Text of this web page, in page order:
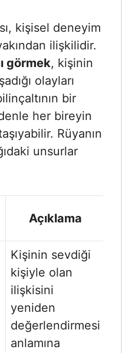
kişisel deneyim
ilişkilidir.
görmek, kişinin
olayları
bir
her bireyin
Rüyanın
unsurlar
Açıklama
Kişinin sevdiği
kişiyle olan
ilişkisini
yeniden
değerlendirmesi
anlamına